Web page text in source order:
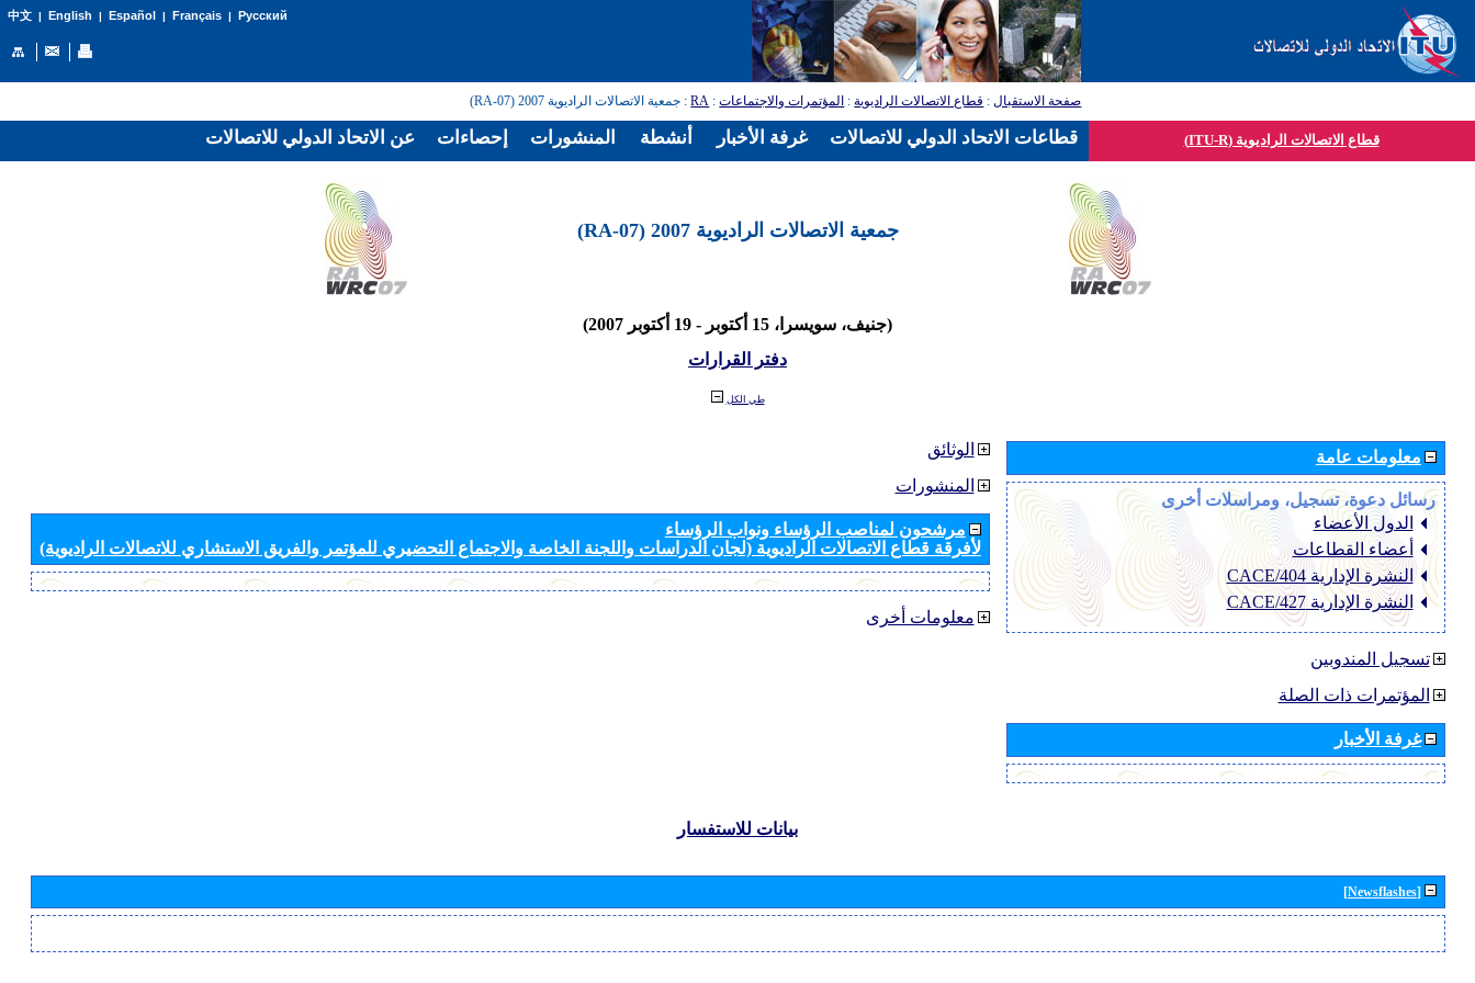
中文| English | Español | Français| Русский
صفحة الاستقبال: قطاع الاتصالات الراديوية: المؤتمرات والاجتماعات:
RA: جمعية الاتصالات الراديوية 2007 (RA-07)
قطاع الاتصالات الراديوية (ITU-R)
جمعية الاتصالات الراديوية 2007 (RA-07)
(جنيف، سويسرا، 15 أكتوبر - 19 أكتوبر 2007)
دفتر القرارات
طي الكل
الوثائق
المنشورات
مرشحون لمناصب الرؤساء ونواب الرؤساء
لأفرقة قطاع الاتصالات الراديوية (لجان الدراسات واللجنة الخاصة والاجتماع التحضيري للمؤتمر والفريق الاستشاري للاتصالات الراديوية)
معلومات أخرى
معلومات عامة
رسائل دعوة، تسجيل، ومراسلات أخرى
الدول الأعضاء
أعضاء القطاعات
النشرة الإدارية CACE/404
النشرة الإدارية CACE/427
تسجيل المندوبين
المؤتمرات ذات الصلة
غرفة الأخبار
بيانات للاستفسار
[Newsflashes]
عن الاتحاد الدولي للاتصالات إحصاءات المنشورات أنشطة غرفة الأخبار قطاعات الاتحاد الدولي للاتصالات